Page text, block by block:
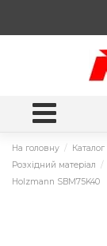
На головну Каталог
Розхідний матеріал
Holzmann SBM75K40